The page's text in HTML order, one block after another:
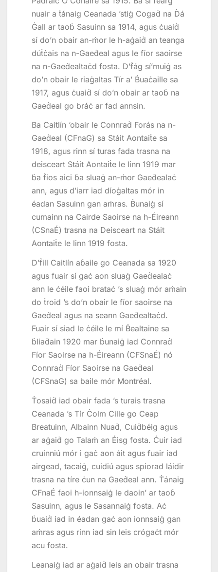
nuair a ṫánaig Ceanada ’stiġ Cogaḋ na Ḋá
Ġall ar taoḃ Sasuinn sa 1914, agus ċuaiḋ
sí do’n obair an-ṁor le h-aġaiḋ an teanga
dúṫċais na n-Gaeḋeal agus le fíor saoirse
na n-Gaeḋealtaċd fosta. D’ḟág sí’muiġ as
do’n obair le riaġaltas Tír a’ Ḃuaċaille sa
1917, agus ċuaiḋ sí do’n obair ar taoḃ na
Gaeḋeal go bráċ ar fad annsin.
Ba Caitlín ‘obair le Connraḋ Forás na n-
Gaeḋeal (CFnaG) sa Stáit Aontaiṫe sa
1918, agus rinn sí turas fada trasna na
deisceart Stáit Aontaiṫe le linn 1919 mar
ḃa ḟios aici ḃa sluaġ an-ṁor Gaeḋealaċ
ann, agus d’iarr iad díoġaltas mór in
éadan Sasuinn gan aṁras. Ḃunaiġ sí
cumainn na Cairde Saoirse na h-Éireann
(CSnaÉ) trasna na Deisceart na Stáit
Aontaiṫe le linn 1919 fosta.
D’ḟill Caitlín aḃaile go Ceanada sa 1920
agus fuair sí gaċ aon sluaġ Gaeḋealaċ
ann le ċéile faoi brataċ ’s sluaġ mór aṁain
do ṫroid ’s do’n obair le fíor saoirse na
Gaeḋeal agus na seann Gaeḋealtaċd.
Fuair sí siad le ċéile le mí Ḃealtaine sa
ḃliaḋain 1920 mar ḃunaiġ iad Connraḋ
Fíor Saoirse na h-Éireann (CFSnaÉ) nó
Connraḋ Fíor Saoirse na Gaeḋeal
(CFSnaG) sa baile mór Montréal.
Ṫosaiḋ iad obair fada ’s turais trasna
Ceanada ’s Tír Ċolm Cille go Ceap
Breatuinn, Albainn Nuaḋ, Cuiḋbéig agus
ar aġaiḋ go Talaṁ an Éisg fosta. Ċuir iad
cruinniú mór i gaċ aon áit agus fuair iad
airgead, tacaiġ, cuidiú agus spiorad láidir
trasna na tíre ċun na Gaeḋeal ann. Ṫánaig
CFnaÉ faoi h-ionnsaiġ le daoin’ ar taoḃ
Sasuinn, agus le Sasannaiġ fosta. Aċ
ḃuaiḋ iad in éadan gaċ aon ionnsaiġ gan
aṁras agus rinn iad sin leis crógaċt mór
acu fosta.
Leanaiġ iad ar aġaiḋ leis an obair trasna